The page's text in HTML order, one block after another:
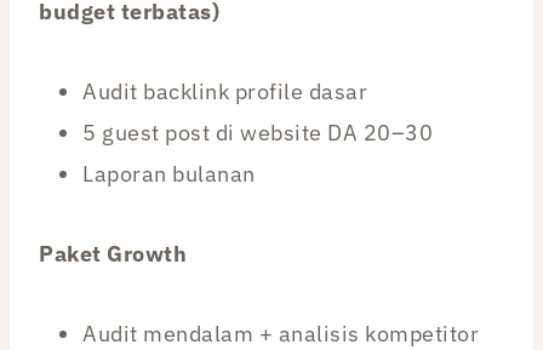
budget terbatas)
Audit backlink profile dasar
5 guest post di website DA 20–30
Laporan bulanan
Paket Growth
Audit mendalam + analisis kompetitor